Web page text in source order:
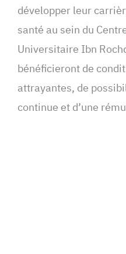
développer leur
santé au sein du
Universitaire Ibn
bénéficieront de
attrayantes, de
continue et d’une